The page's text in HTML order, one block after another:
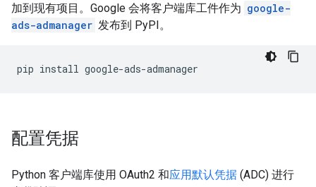
加到现有项目。Google 会将客户端库工件作为 google-
ads-admanager 发布到 PyPI。
pip install
配置凭据
Python 客户端库使用 OAuth2 和应用默认凭据 (ADC) 进行